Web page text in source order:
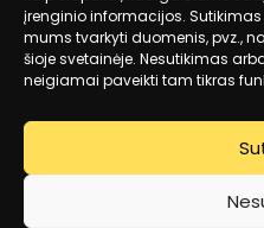
įrenginio informacijos.
mums tvarkyti duomenis, pvz.,
šioje svetainėje. Nesutikimas
neigiamai paveikti tam tikras
Kontaktai
Prekybos internetu taisyklės